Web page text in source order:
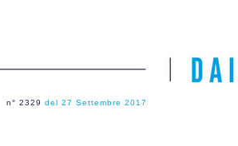
n° 2329 del 27 Settembre 2017